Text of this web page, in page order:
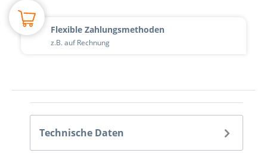
Flexible Zahlungsmethoden
z.B. auf Rechnung
Technische Daten